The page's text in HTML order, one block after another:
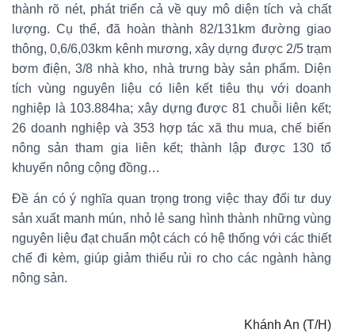
thành rõ nét, phát triển cả về quy mô diện tích và chất
lượng. Cụ thể, đã hoàn thành 82/131km đường giao
thông, 0,6/6,03km kênh mương, xây dựng được 2/5 trạm
bơm điện, 3/8 nhà kho, nhà trưng bày sản phẩm. Diện
tích vùng nguyên liệu có liên kết tiêu thụ với doanh
nghiệp là 103.884ha; xây dựng được 81 chuỗi liên kết;
26 doanh nghiệp và 353 hợp tác xã thu mua, chế biến
nông sản tham gia liên kết; thành lập được 130 tổ
khuyến nông cộng đồng…
Đề án có ý nghĩa quan trọng trong việc thay đổi tư duy
sản xuất manh mún, nhỏ lẻ sang hình thành những vùng
nguyên liệu đạt chuẩn một cách có hệ thống với các thiết
chế đi kèm, giúp giảm thiểu rủi ro cho các ngành hàng
nông sản.
Khánh An (T/H)